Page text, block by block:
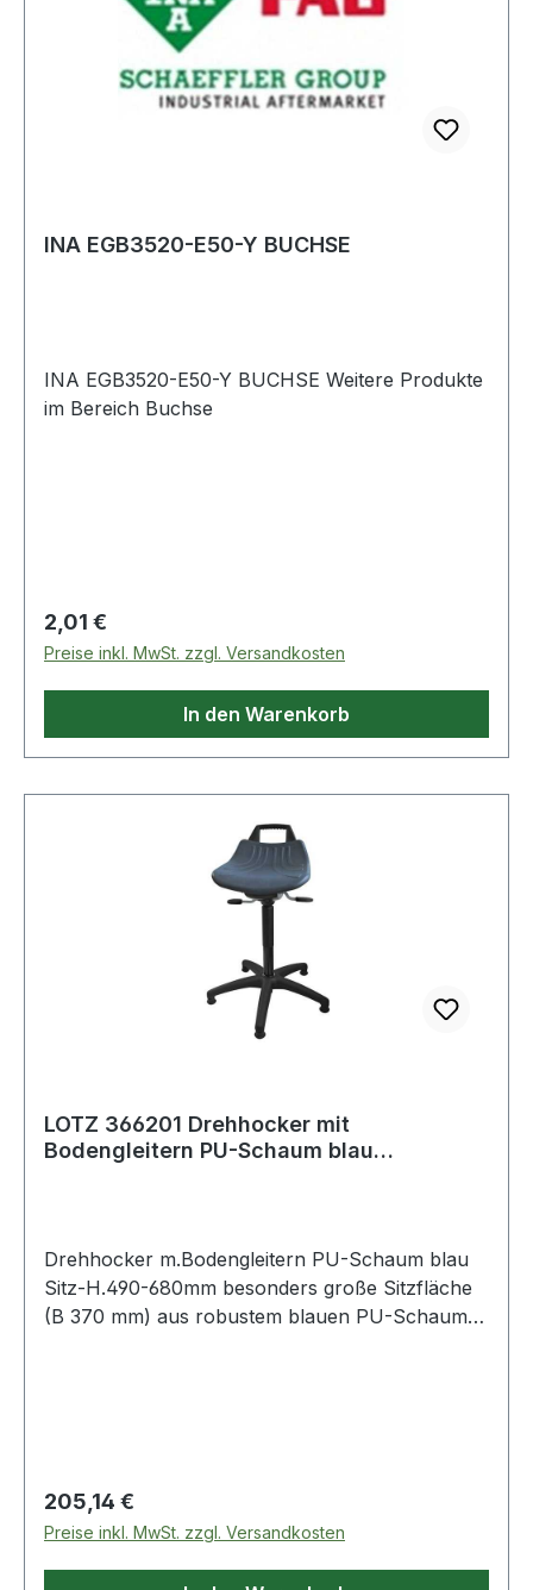
INA EGB3520-E50-Y BUCHSE
INA EGB3520-E50-Y BUCHSE Weitere Produkte
im Bereich Buchse
Regulärer Preis:
2,01 €
Preise inkl. MwSt. zzgl. Versandkosten
In den Warenkorb
LOTZ 366201 Drehhocker mit
Bodengleitern PU-Schaum blau
Drehhocker m.Bodengleitern PU-Schaum blau
Sitz-H.490-680mm besonders große Sitzfläche
(B 370 mm) aus robustem blauen PU-Schaum
Regulärer Preis:
205,14 €
Preise inkl. MwSt. zzgl. Versandkosten